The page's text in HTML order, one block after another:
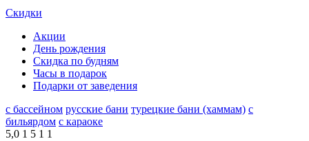
Скидки
Акции
День рождения
Скидка по будням
Часы в подарок
Подарки от заведения
с бассейном русские бани турецкие бани (хаммам) с
бильярдом с караоке
5,0 1 5 1 1